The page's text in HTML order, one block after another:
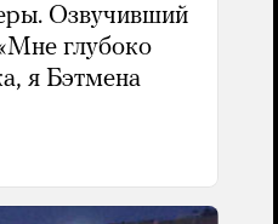
Озвучивший
глубоко
я Бэтмена